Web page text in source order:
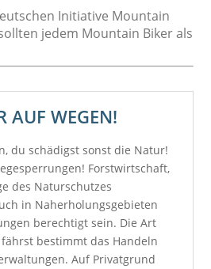
Initiative Mountain
jedem Mountain Biker als
AUF WEGEN!
du schädigst sonst die Natur!
Forstwirtschaft,
des Naturschutzes
in Naherholungsgebieten
berechtigt sein. Die Art
bestimmt das Handeln
Auf Privatgrund